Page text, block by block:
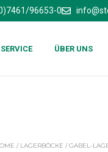
96653-0
SERVICE ÜBER UNS
/ LAGERBÖCKE /GABEL-